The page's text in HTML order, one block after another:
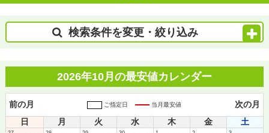
検索条件を変更・絞り込み
2026年10月の最安値カレンダー
前の月 ご指定日 当月最安値
次の月
日
月 火 水 木 金 土